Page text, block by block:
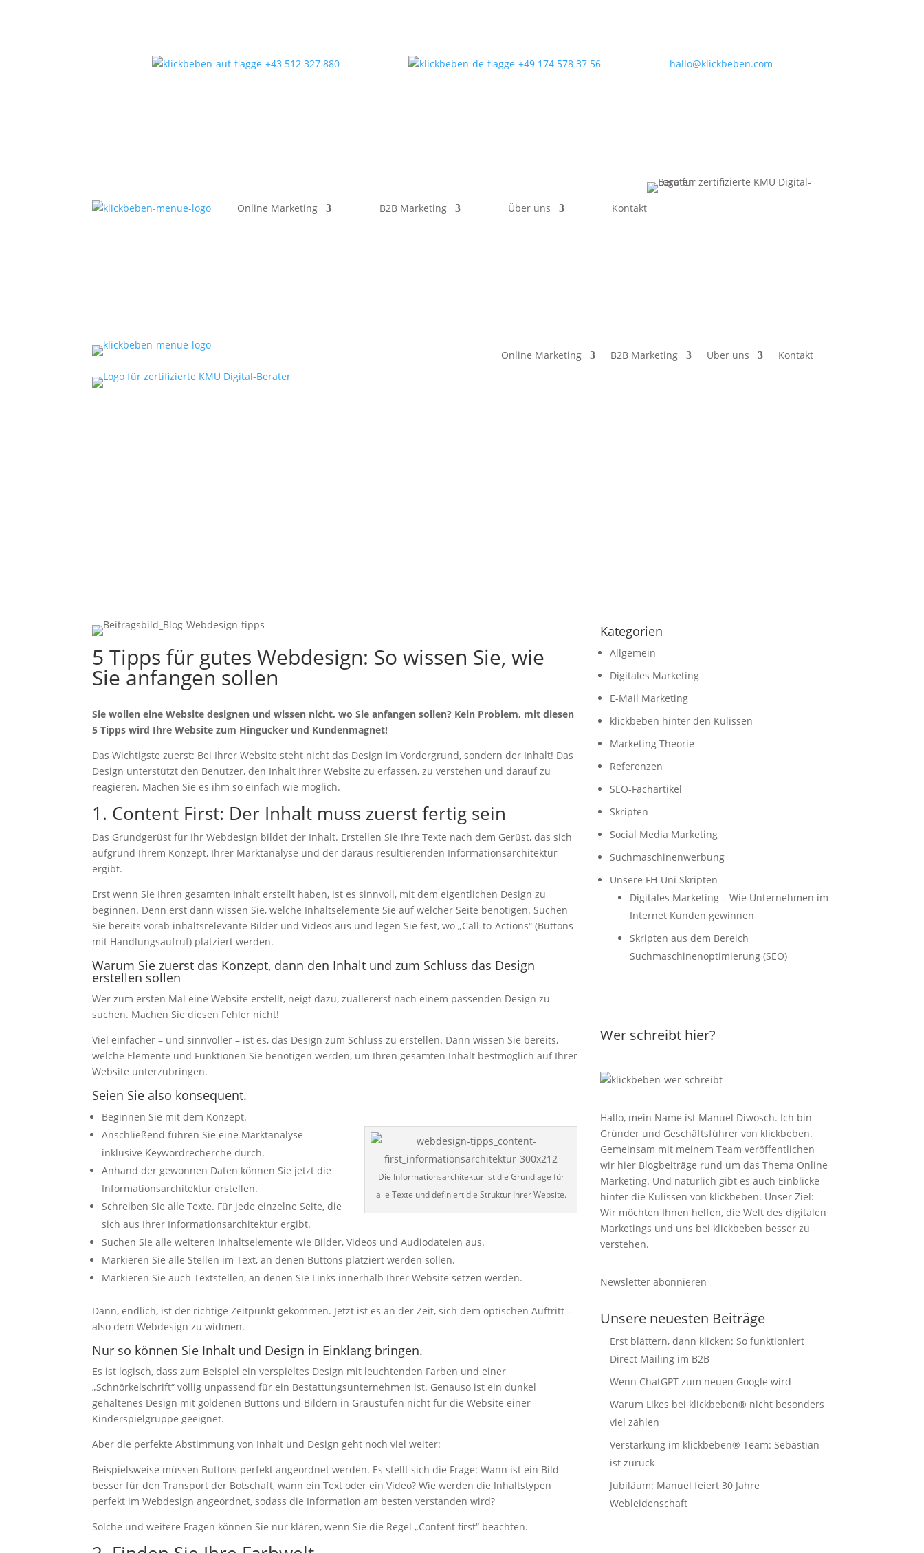
+43 512 327 880 +49 174 578 37 56 hallo@klickbeben.com
Online Marketing B2B Marketing Über uns Kontakt
Online Marketing B2B Marketing Über uns Kontakt
5 Tipps für gutes Webdesign: So wissen Sie, wie
Sie anfangen sollen
Sie wollen eine Website designen und wissen nicht, wo Sie anfangen sollen? Kein Problem, mit diesen
5 Tipps wird Ihre Website zum Hingucker und Kundenmagnet!
Das Wichtigste zuerst: Bei Ihrer Website steht nicht das Design im Vordergrund, sondern der Inhalt! Das
Design unterstützt den Benutzer, den Inhalt Ihrer Website zu erfassen, zu verstehen und darauf zu
reagieren. Machen Sie es ihm so einfach wie möglich.
1. Content First: Der Inhalt muss zuerst fertig sein
Das Grundgerüst für Ihr Webdesign bildet der Inhalt. Erstellen Sie Ihre Texte nach dem Gerüst, das sich
aufgrund Ihrem Konzept, Ihrer Marktanalyse und der daraus resultierenden Informationsarchitektur
ergibt.
Erst wenn Sie Ihren gesamten Inhalt erstellt haben, ist es sinnvoll, mit dem eigentlichen Design zu
beginnen. Denn erst dann wissen Sie, welche Inhaltselemente Sie auf welcher Seite benötigen. Suchen
Sie bereits vorab inhaltsrelevante Bilder und Videos aus und legen Sie fest, wo „Call-to-Actions“ (Buttons
mit Handlungsaufruf) platziert werden.
Warum Sie zuerst das Konzept, dann den Inhalt und zum Schluss das Design
erstellen sollen
Wer zum ersten Mal eine Website erstellt, neigt dazu, zuallererst nach einem passenden Design zu
suchen. Machen Sie diesen Fehler nicht!
Viel einfacher – und sinnvoller – ist es, das Design zum Schluss zu erstellen. Dann wissen Sie bereits,
welche Elemente und Funktionen Sie benötigen werden, um Ihren gesamten Inhalt bestmöglich auf Ihrer
Website unterzubringen.
Seien Sie also konsequent.
Beginnen Sie mit dem Konzept.
Die Informationsarchitektur ist die Grundlage für
alle Texte und definiert die Struktur Ihrer Website.
Anschließend führen Sie eine Marktanalyse
inklusive Keywordrecherche durch.
Anhand der gewonnen Daten können Sie jetzt die
Informationsarchitektur erstellen.
Schreiben Sie alle Texte. Für jede einzelne Seite, die
sich aus Ihrer Informationsarchitektur ergibt.
Suchen Sie alle weiteren Inhaltselemente wie Bilder, Videos und Audiodateien aus.
Markieren Sie alle Stellen im Text, an denen Buttons platziert werden sollen.
Markieren Sie auch Textstellen, an denen Sie Links innerhalb Ihrer Website setzen werden.
Dann, endlich, ist der richtige Zeitpunkt gekommen. Jetzt ist es an der Zeit, sich dem optischen Auftritt –
also dem Webdesign zu widmen.
Nur so können Sie Inhalt und Design in Einklang bringen.
Es ist logisch, dass zum Beispiel ein verspieltes Design mit leuchtenden Farben und einer
„Schnörkelschrift“ völlig unpassend für ein Bestattungsunternehmen ist. Genauso ist ein dunkel
gehaltenes Design mit goldenen Buttons und Bildern in Graustufen nicht für die Website einer
Kinderspielgruppe geeignet.
Aber die perfekte Abstimmung von Inhalt und Design geht noch viel weiter:
Beispielsweise müssen Buttons perfekt angeordnet werden. Es stellt sich die Frage: Wann ist ein Bild
besser für den Transport der Botschaft, wann ein Text oder ein Video? Wie werden die Inhaltstypen
perfekt im Webdesign angeordnet, sodass die Information am besten verstanden wird?
Solche und weitere Fragen können Sie nur klären, wenn Sie die Regel „Content first“ beachten.
Kategorien
Allgemein
Digitales Marketing
E-Mail Marketing
klickbeben hinter den Kulissen
Marketing Theorie
Referenzen
SEO-Fachartikel
Skripten
Social Media Marketing
Suchmaschinenwerbung
Unsere FH-Uni Skripten
Digitales Marketing – Wie Unternehmen im
Internet Kunden gewinnen
Skripten aus dem Bereich
Suchmaschinenoptimierung (SEO)
Wer schreibt hier?
Hallo, mein Name ist Manuel Diwosch. Ich bin
Gründer und Geschäftsführer von klickbeben.
Gemeinsam mit meinem Team veröffentlichen
wir hier Blogbeiträge rund um das Thema Online
Marketing. Und natürlich gibt es auch Einblicke
hinter die Kulissen von klickbeben. Unser Ziel:
Wir möchten Ihnen helfen, die Welt des digitalen
Marketings und uns bei klickbeben besser zu
verstehen.
Newsletter abonnieren
Unsere neuesten Beiträge
Erst blättern, dann klicken: So funktioniert
Direct Mailing im B2B
Wenn ChatGPT zum neuen Google wird
Warum Likes bei klickbeben® nicht besonders
viel zählen
Verstärkung im klickbeben® Team: Sebastian
ist zurück
Jubiläum: Manuel feiert 30 Jahre
Webleidenschaft